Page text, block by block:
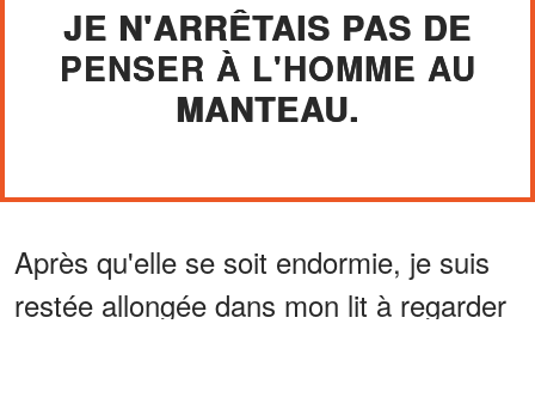
JE N'ARRÊTAIS PAS DE
PENSER À L'HOMME AU
MANTEAU.
Après qu'elle se soit endormie, je suis
restée allongée dans mon lit à regarder